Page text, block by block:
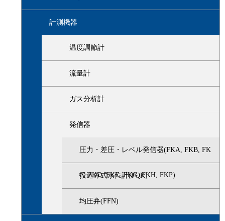
計測機器
温度調節計
流量計
ガス分析計
発信器
圧力・差圧・レベル発信器(FKA, FKB, FK
C, FKD, FKE, FKG, FKH, FKP)
投込み式水位計(FQK)
均圧弁(FFN)